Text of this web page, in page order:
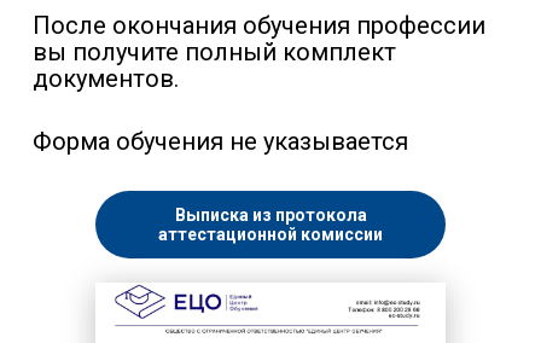
После окончания обучения профессии
вы получите полный комплект
документов.
Форма обучения не указывается
Выписка из протокола
аттестационной комиссии